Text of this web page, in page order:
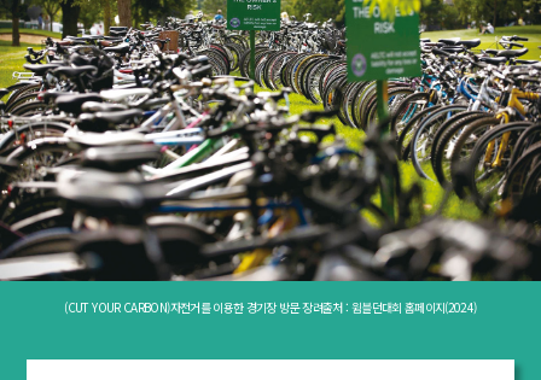
(CUT YOUR CARBON)자전거를 이용한 경기장 방문 장려출처 : 윔블던대회 홈페이지(2024)